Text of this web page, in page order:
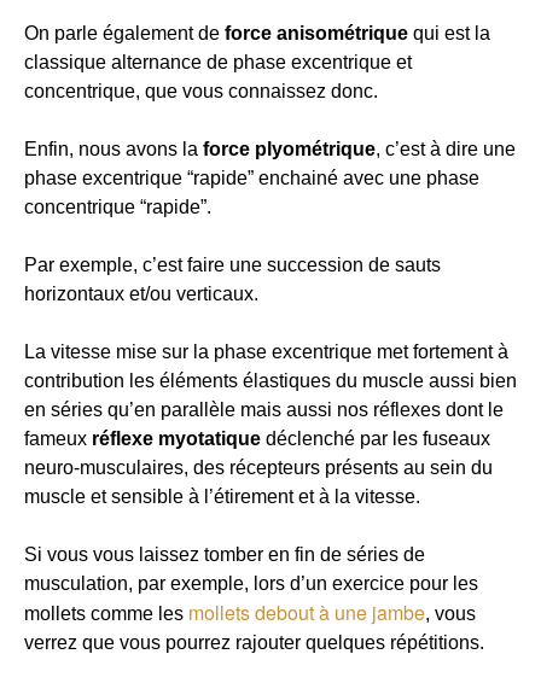
On parle également de force anisométrique qui est la
classique alternance de phase excentrique et
concentrique, que vous connaissez donc.
Enfin, nous avons la force plyométrique, c’est à dire une
phase excentrique “rapide” enchainé avec une phase
concentrique “rapide”.
Par exemple, c’est faire une succession de sauts
horizontaux et/ou verticaux.
La vitesse mise sur la phase excentrique met fortement à
contribution les éléments élastiques du muscle aussi bien
en séries qu’en parallèle mais aussi nos réflexes dont le
fameux réflexe myotatique déclenché par les fuseaux
neuro-musculaires, des récepteurs présents au sein du
muscle et sensible à l’étirement et à la vitesse.
Si vous vous laissez tomber en fin de séries de
musculation, par exemple, lors d’un exercice pour les
mollets comme les mollets debout à une jambe, vous
verrez que vous pourrez rajouter quelques répétitions.